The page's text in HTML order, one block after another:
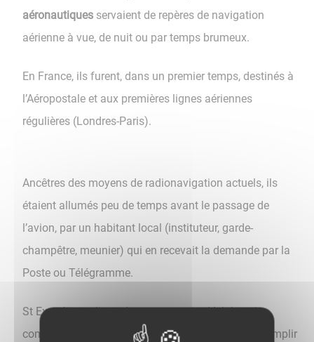
aéronautiques servaient de repères de navigation
aérienne à vue, de nuit ou par temps brumeux.
En France, ils furent, dans un premier temps, destinés à
l’Aéropostale et aux premières lignes aériennes
régulières (Londres-Paris).
Ancêtres des moyens de radionavigation actuels, ils
étaient allumés peu de temps avant le passage de
l’avion, par un habitant local (instituteur, garde-
champêtre, meunier) qui en recevait la demande par la
Poste ou Télégramme.
St Exupéry explique dans son oeuvre, Vol de nuit,
combien les aviateurs ont risqué leur vie pour accomplir